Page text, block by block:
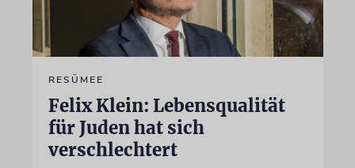
RESÜMEE
Felix Klein: Lebensqualität
für Juden hat sich
verschlechtert